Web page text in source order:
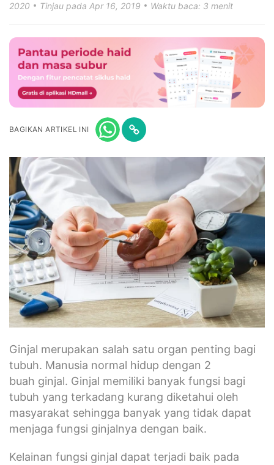
2020
Tinjau pada Apr 16, 2019 Waktu baca: 3 menit
BAGIKAN ARTIKEL INI
Ginjal merupakan salah satu organ penting bagi
tubuh. Manusia normal hidup dengan 2
buah ginjal. Ginjal memiliki banyak fungsi bagi
tubuh yang terkadang kurang diketahui oleh
masyarakat sehingga banyak yang tidak dapat
menjaga fungsi ginjalnya dengan baik.
Kelainan fungsi ginjal dapat terjadi baik pada